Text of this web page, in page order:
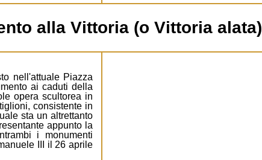
alla Vittoria (o Vittoria alata)
nell'attuale Piazza
ai caduti della
opera scultorea in
consistente in
sta un altrettanto
appunto la
i monumenti
III
il 26 aprile